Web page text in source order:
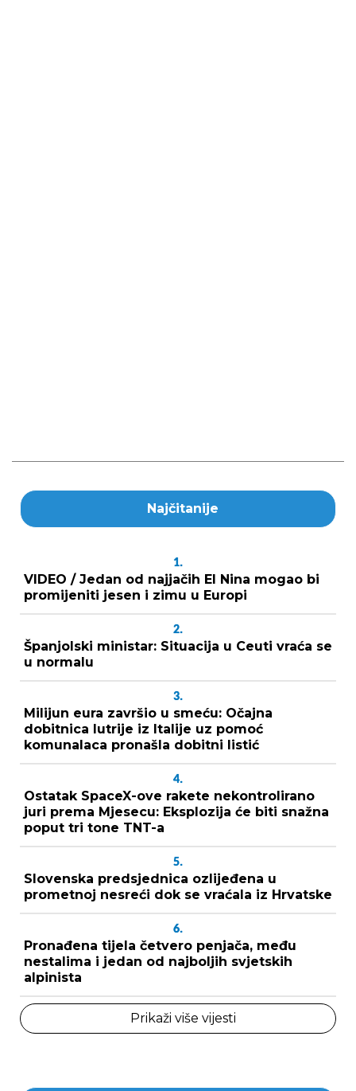
Najčitanije
1.
VIDEO / Jedan od najjačih El Nina mogao bi
promijeniti jesen i zimu u Europi
2.
Španjolski ministar: Situacija u Ceuti vraća se
u normalu
3.
Milijun eura završio u smeću: Očajna
dobitnica lutrije iz Italije uz pomoć
komunalaca pronašla dobitni listić
4.
Ostatak SpaceX-ove rakete nekontrolirano
juri prema Mjesecu: Eksplozija će biti snažna
poput tri tone TNT-a
5.
Slovenska predsjednica ozlijeđena u
prometnoj nesreći dok se vraćala iz Hrvatske
6.
Pronađena tijela četvero penjača, među
nestalima i jedan od najboljih svjetskih
alpinista
Prikaži više vijesti